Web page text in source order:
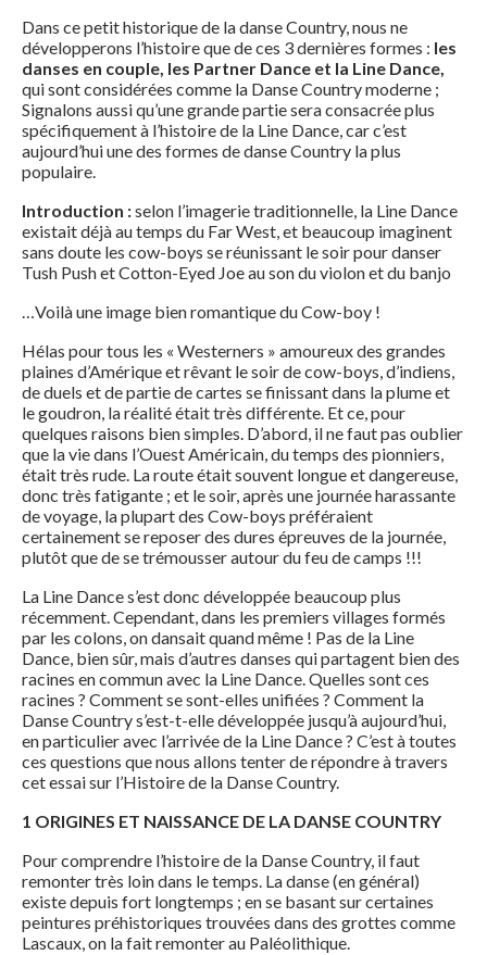
Dans ce petit historique de la danse Country, nous ne
développerons l’histoire que de ces 3 dernières formes : les
danses en couple, les Partner Dance et la Line Dance,
qui sont considérées comme la Danse Country moderne ;
Signalons aussi qu’une grande partie sera consacrée plus
spécifiquement à l’histoire de la Line Dance, car c’est
aujourd’hui une des formes de danse Country la plus
populaire.
Introduction :selon l’imagerie traditionnelle, la Line Dance
existait déjà au temps du Far West, et beaucoup imaginent
sans doute les cow-boys se réunissant le soir pour danser
Tush Push et Cotton-Eyed Joe au son du violon et du banjo
…Voilà une image bien romantique du Cow-boy !
Hélas pour tous les « Westerners » amoureux des grandes
plaines d’Amérique et rêvant le soir de cow-boys, d’indiens,
de duels et de partie de cartes se finissant dans la plume et
le goudron, la réalité était très différente. Et ce, pour
quelques raisons bien simples. D’abord, il ne faut pas oublier
que la vie dans l’Ouest Américain, du temps des pionniers,
était très rude. La route était souvent longue et dangereuse,
donc très fatigante ; et le soir, après une journée harassante
de voyage, la plupart des Cow-boys préféraient
certainement se reposer des dures épreuves de la journée,
plutôt que de se trémousser autour du feu de camps !!!
La Line Dance s’est donc développée beaucoup plus
récemment. Cependant, dans les premiers villages formés
par les colons, on dansait quand même ! Pas de la Line
Dance, bien sûr, mais d’autres danses qui partagent bien des
racines en commun avec la Line Dance. Quelles sont ces
racines ? Comment se sont-elles unifiées ? Comment la
Danse Country s’est-t-elle développée jusqu’à aujourd’hui,
en particulier avec l’arrivée de la Line Dance ? C’est à toutes
ces questions que nous allons tenter de répondre à travers
cet essai sur l’Histoire de la Danse Country.
1 ORIGINES ET NAISSANCE DE LA DANSE COUNTRY
Pour comprendre l’histoire de la Danse Country, il faut
remonter très loin dans le temps. La danse (en général)
existe depuis fort longtemps ; en se basant sur certaines
peintures préhistoriques trouvées dans des grottes comme
Lascaux, on la fait remonter au Paléolithique.